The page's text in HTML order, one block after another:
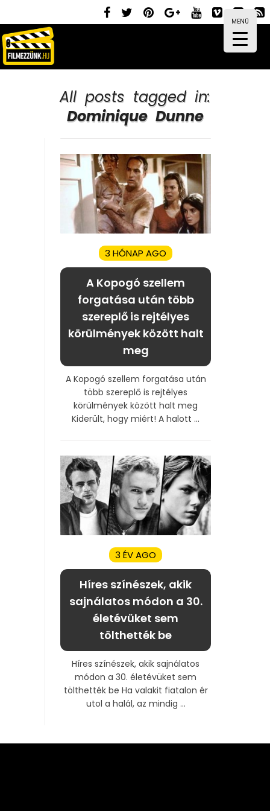
MENÜ
All posts tagged in:
Dominique Dunne
3 HÓNAP AGO
A Kopogó szellem
forgatása után több
szereplő is rejtélyes
körülmények között halt
meg
A Kopogó szellem forgatása után
több szereplő is rejtélyes
körülmények között halt meg
Kiderült, hogy miért! A halott ...
3 ÉV AGO
Híres színészek, akik
sajnálatos módon a 30.
életévüket sem
tölthették be
Híres színészek, akik sajnálatos
módon a 30. életévüket sem
tölthették be Ha valakit fiatalon ér
utol a halál, az mindig ...